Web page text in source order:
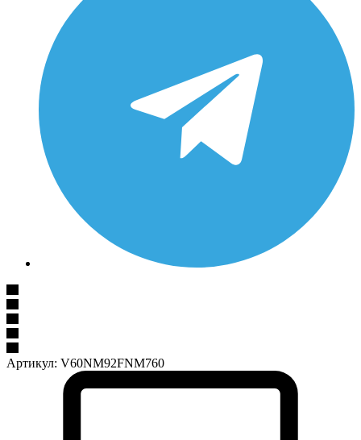
Артикул: V60NM92FNM760